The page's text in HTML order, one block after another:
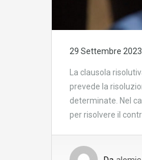
29 Settembre 2023
La clausola
prevede la
determinate. Nel
per risolvere il